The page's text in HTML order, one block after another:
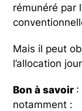
rémunéré par
Mais il peut
l’allocation
Bon à savoir :
notamment :